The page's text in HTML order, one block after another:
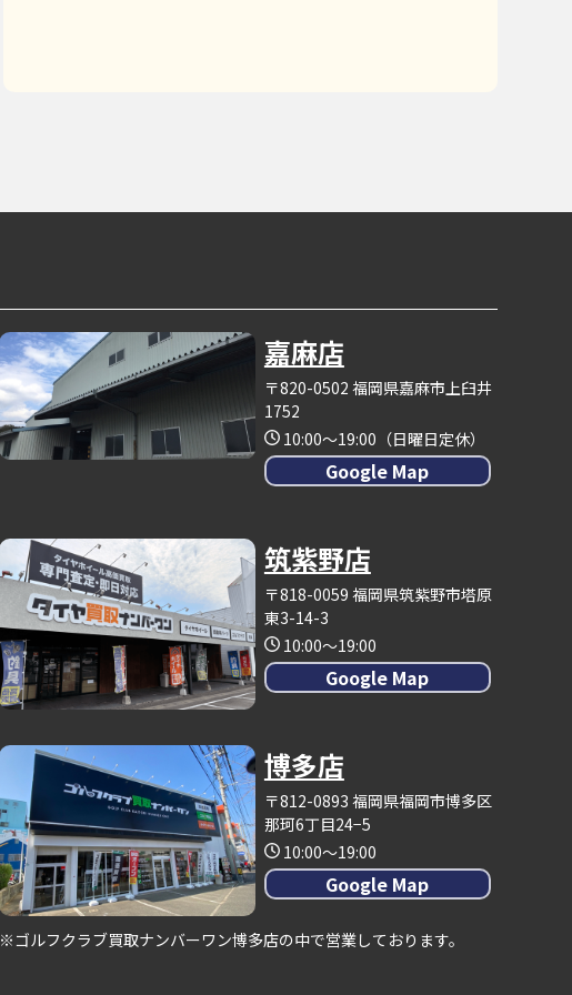
嘉麻店
〒820-0502 福岡県嘉麻市上臼井
1752
10:00～19:00（日曜日定休）
Google Map
筑紫野店
〒818-0059 福岡県筑紫野市塔原
東3-14-3
10:00～19:00
Google Map
博多店
〒812-0893 福岡県福岡市博多区
那珂6丁目24−5
10:00～19:00
Google Map
※ゴルフクラブ買取ナンバーワン博多店の中で営業しております。